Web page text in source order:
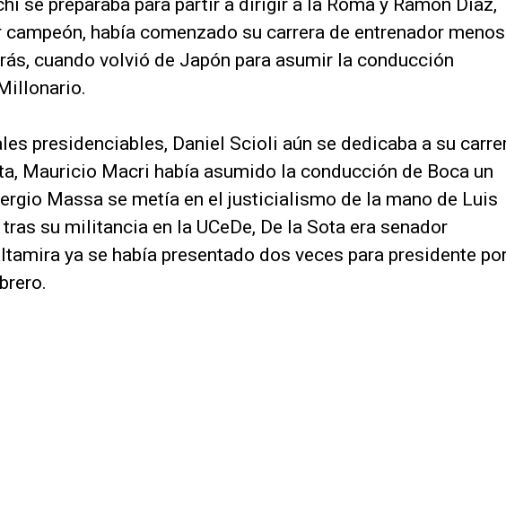
campeón, había comenzado su carrera de entrenador menos
cuando volvió de Japón para asumir la conducción
presidenciables, Daniel Scioli aún se dedicaba a su
Mauricio Macri había asumido la conducción de Boca un
Massa se metía en el justicialismo de la mano de Luis
su militancia en la UCeDe, De la Sota era senador
ya se había presentado dos veces para presidente